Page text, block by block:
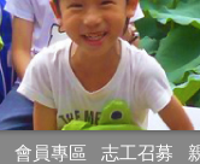
會員專區 志工召募